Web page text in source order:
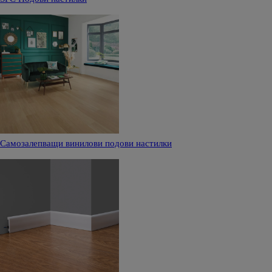
Самозалепващи винилови подови настилки